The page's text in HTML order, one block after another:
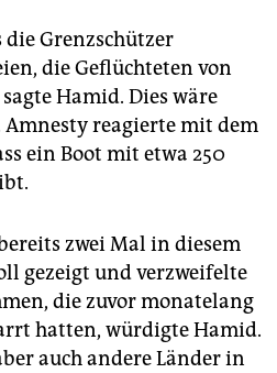
die Grenzschützer
die Geflüchteten von
Hamid. Dies wäre
Amnesty reagierte mit dem
ein Boot mit etwa 250
zwei Mal in diesem
gezeigt und verzweifelte
die zuvor monatelang
hatten, würdigte Hamid.
auch andere Länder in